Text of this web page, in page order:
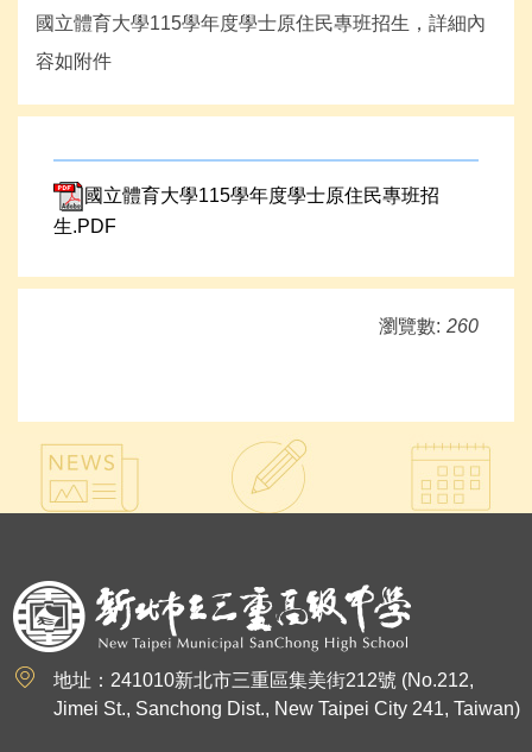
國立體育大學115學年度學士原住民專班招生，詳細內
容如附件
國立體育大學115學年度學士原住民專班招
生.PDF
瀏覽數: 260
地址：241010新北市三重區集美街212號 (No.212,
Jimei St., Sanchong Dist., New Taipei City 241, Taiwan)